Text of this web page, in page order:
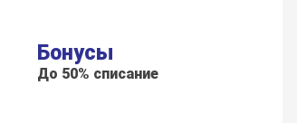
Бонусы
До 50% списание